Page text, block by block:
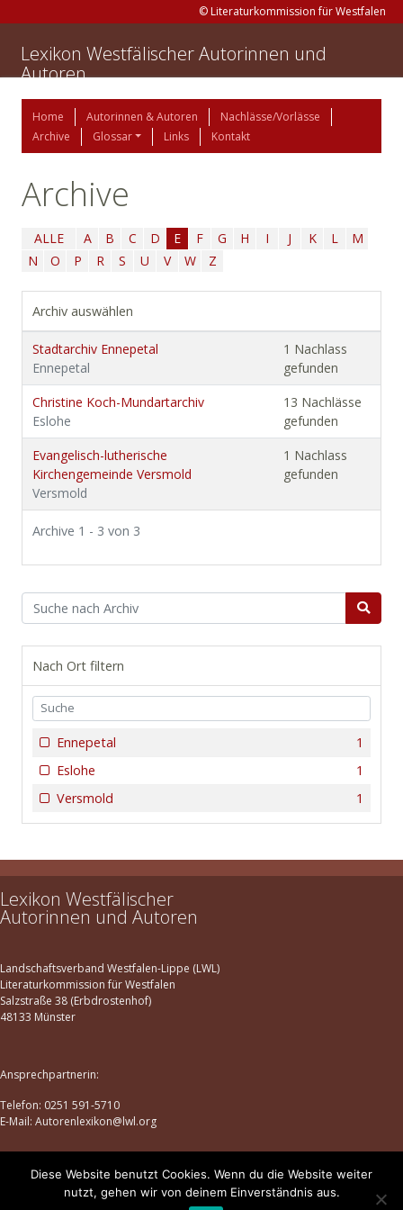
© Literaturkommission für Westfalen
Lexikon Westfälischer Autorinnen und
Autoren
Home Autorinnen & Autoren
Nachlässe/Vorlässe
Archive
Glossar Links Kontakt
Archive
ALLE A B C D E F G H I J K L
M
N
O P R S U V W Z
Archiv auswählen
Stadtarchiv Ennepetal
Ennepetal
1 Nachlass
gefunden
Christine Koch-Mundartarchiv
Eslohe
13 Nachlässe
gefunden
Evangelisch-lutherische
Kirchengemeinde Versmold
Versmold
1 Nachlass
gefunden
Archive 1 - 3 von 3
Nach Ort filtern
1
Ennepetal
1
Eslohe
1
Versmold
Lexikon Westfälischer
Autorinnen und Autoren
Landschaftsverband Westfalen-Lippe (LWL)
Literaturkommission für Westfalen
Salzstraße 38 (Erbdrostenhof)
48133 Münster
Ansprechpartnerin:
Telefon: 0251 591-5710
E-Mail: Autorenlexikon@lwl.org
Datenschutz |Impressum
Diese Website benutzt Cookies. Wenn du die Website weiter
nutzt, gehen wir von deinem Einverständnis aus.